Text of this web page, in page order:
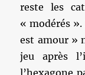
reste les
« modérés ».
est amour »
jeu après
l’hexagone